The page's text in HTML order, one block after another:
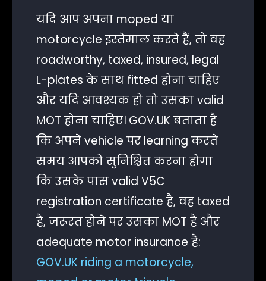
यदि आप अपना moped या
motorcycle इस्तेमाल करते हैं, तो वह
roadworthy, taxed, insured, legal
L-plates के साथ fitted होना चाहिए
और यदि आवश्यक हो तो उसका valid
MOT होना चाहिए। GOV.UK बताता है
कि अपने vehicle पर learning करते
समय आपको सुनिश्चित करना होगा
कि उसके पास valid V5C
registration certificate है, वह taxed
है, जरूरत होने पर उसका MOT है और
adequate motor insurance है:
GOV.UK riding a motorcycle,